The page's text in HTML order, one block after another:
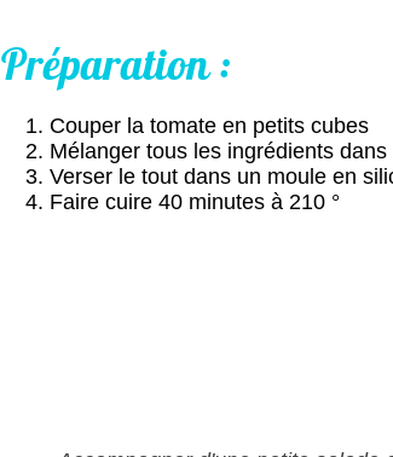
Préparation :
Couper la tomate en petits cubes
Mélanger tous les ingrédients
Verser le tout dans un moule en
Faire cuire 40 minutes à 210 °